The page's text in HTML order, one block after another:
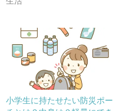
小学生に持たせたい防災ポー